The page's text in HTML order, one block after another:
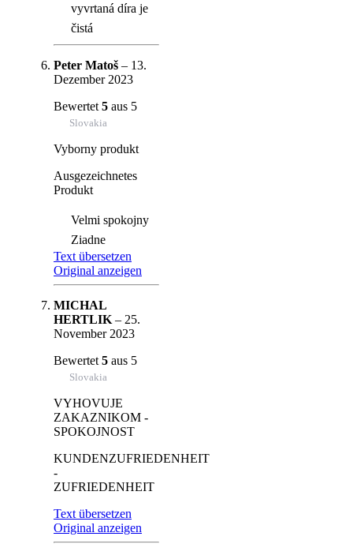
vyvrtaná díra je
čistá
Peter Matoš – 13.
Dezember 2023
Bewertet 5 aus 5
Slovakia
Vyborny produkt
Ausgezeichnetes
Produkt
Velmi spokojny
Ziadne
Text übersetzen
Original anzeigen
MICHAL
HERTLIK – 25.
November 2023
Bewertet 5 aus 5
Slovakia
VYHOVUJE
ZAKAZNIKOM -
SPOKOJNOST
KUNDENZUFRIEDENHEIT
-
ZUFRIEDENHEIT
Text übersetzen
Original anzeigen